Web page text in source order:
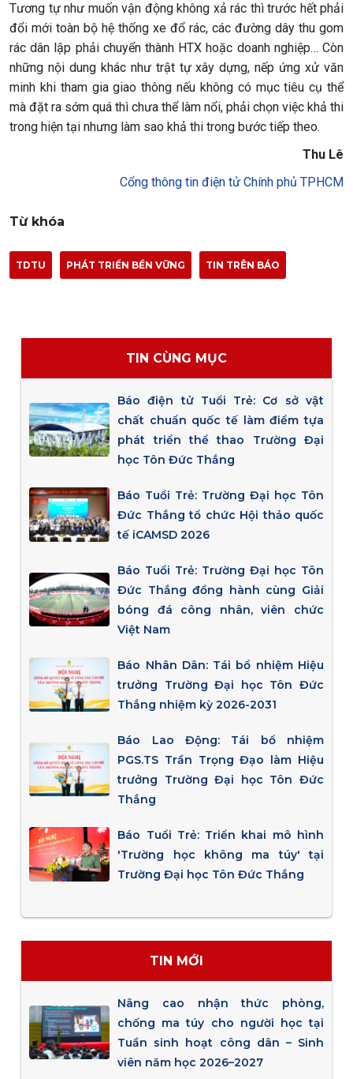
Tương tự như muốn vận động không xả rác thì trước hết phải
đổi mới toàn bộ hệ thống xe đổ rác, các đường dây thu gom
rác dân lập phải chuyển thành HTX hoặc doanh nghiệp… Còn
những nội dung khác như trật tự xây dựng, nếp ứng xử văn
minh khi tham gia giao thông nếu không có mục tiêu cụ thể
mà đặt ra sớm quá thì chưa thể làm nổi, phải chọn việc khả thi
trong hiện tại nhưng làm sao khả thi trong bước tiếp theo.
Thu Lê
Cổng thông tin điện tử Chính phủ TPHCM
Từ khóa
TDTU PHÁT TRIỂN BỀN VỮNG TIN TRÊN BÁO
TIN CÙNG MỤC
Báo điện tử Tuổi Trẻ: Cơ sở vật
chất chuẩn quốc tế làm điểm tựa
phát triển thể thao Trường Đại
học Tôn Đức Thắng
Báo Tuổi Trẻ: Trường Đại học Tôn
Đức Thắng tổ chức Hội thảo quốc
tế iCAMSD 2026
Báo Tuổi Trẻ: Trường Đại học Tôn
Đức Thắng đồng hành cùng Giải
bóng đá công nhân, viên chức
Việt Nam
Báo Nhân Dân: Tái bổ nhiệm Hiệu
trưởng Trường Đại học Tôn Đức
Thắng nhiệm kỳ 2026-2031
Báo Lao Động: Tái bổ nhiệm
PGS.TS Trần Trọng Đạo làm Hiệu
trưởng Trường Đại học Tôn Đức
Thắng
Báo Tuổi Trẻ: Triển khai mô hình
'Trường học không ma túy' tại
Trường Đại học Tôn Đức Thắng
TIN MỚI
Nâng cao nhận thức phòng,
chống ma túy cho người học tại
Tuần sinh hoạt công dân – Sinh
viên năm học 2026–2027